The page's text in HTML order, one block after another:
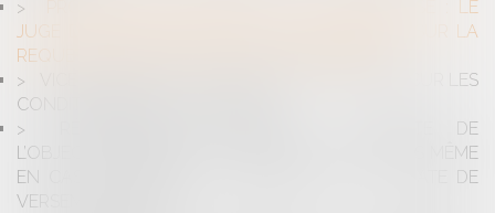
PROCÉDURE ADMINISTRATIVE CONTENTIEUSE : LE
JUGE DES RÉFÉRÉS POURRA SE PRONONCER SUR LA
REQUÊTE EN QUALITÉ DE JUGE DU PRINCIPAL
VICE CACHÉ DE LA CHOSE VENDUE : RAPPEL SUR LES
CONDITIONS DE LA GARANTIE
RÉMUNÉRATION VARIABLE : L’ATTEINTE DE
L’OBJECTIF ENTRAÎNE LE VERSEMENT DU BONUS MÊME
EN CAS DE DÉPART DU SALARIÉ AVANT LA DATE DE
VERSEMENT PRÉVUE